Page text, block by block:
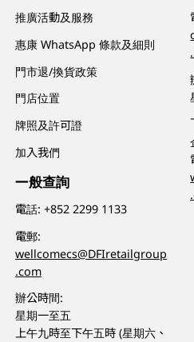
推廣活動及服務
惠康 WhatsApp 條款及細則
門市退/換貨政策
門店位置
牌照及許可證
加入我們
一般查詢
電話:+852 2299 1133
電郵:
wellcomecs@DFIretailgroup
.com
辦公時間:
星期一至五
上午九時至下午五時 (星期六、